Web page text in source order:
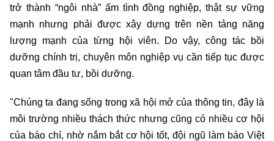
trở thành “ngôi nhà” ấm tình đồng nghiệp, thật sự vững
mạnh nhưng phải được xây dựng trên nền tảng năng
lượng mạnh của từng hội viên. Do vậy, công tác bồi
dưỡng chính trị, chuyên môn nghiệp vụ cần tiếp tục được
quan tâm đầu tư, bồi dưỡng.
"Chúng ta đang sống trong xã hội mở của thông tin, đây là
môi trường nhiều thách thức nhưng cũng có nhiều cơ hội
của báo chí, nhờ nắm bắt cơ hội tốt, đội ngũ làm báo Việt